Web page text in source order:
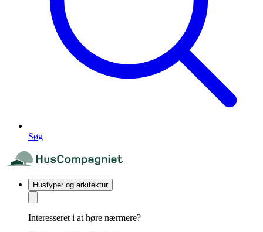
Søg
Hustyper og arkitektur
Interesseret i at høre nærmere?